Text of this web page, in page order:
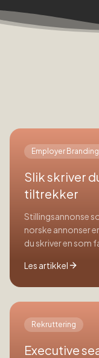
Employer Branding
Slik skriver
tiltrekker
Stillingsannonse
norske annonser
du skriver en som
Les artikkel
Rekruttering
Executive